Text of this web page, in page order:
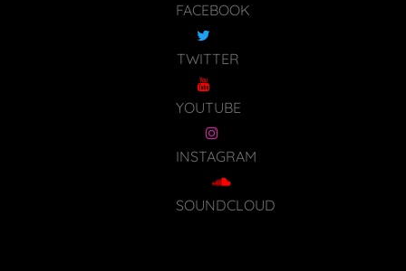
FACEBOOK
TWITTER
YOUTUBE
INSTAGRAM
SOUNDCLOUD